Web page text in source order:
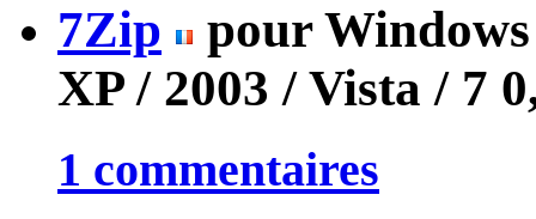
7Zip
pour
XP / 2003 / Vista / 7
1 commentaires